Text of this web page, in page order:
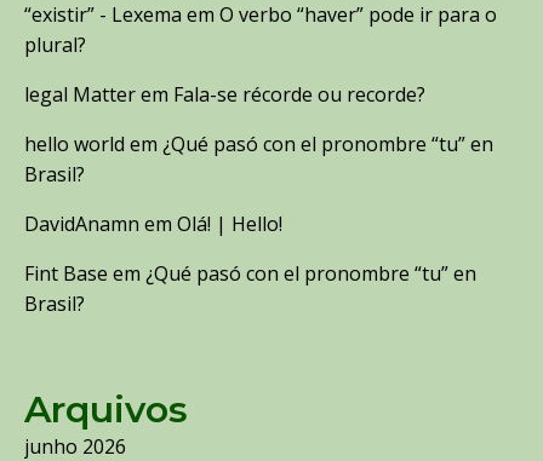
“existir” - Lexema em O verbo “haver” pode ir para o
plural?
legal Matterem Fala-se récorde ou recorde?
hello world em ¿Qué pasó con el pronombre “tu” en
Brasil?
DavidAnamn em Olá! | Hello!
Fint Base em ¿Qué pasó con el pronombre “tu” en
Brasil?
Arquivos
junho 2026